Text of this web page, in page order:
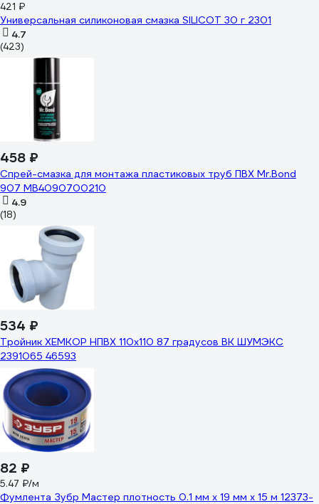
421 ₽
Универсальная силиконовая смазка SILICOT 30 г 2301
4.7
(423)
458 ₽
Спрей-смазка для монтажа пластиковых труб ПВХ Mr.Bond
907 MB4090700210
4.9
(18)
534 ₽
Тройник ХЕМКОР НПВХ 110x110 87 градусов ВК ШУМЭКС
2391065 46593
82 ₽
5.47 ₽/м
Фумлента Зубр Мастер плотность 0.1 мм х 19 мм х 15 м 12373-